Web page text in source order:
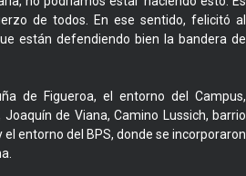
de todos. En ese sentido, felicitó al
están defendiendo bien la bandera de
de Figueroa, el entorno del Campus,
de Viana, Camino Lussich, barrio
el entorno del BPS, donde se incorporaron